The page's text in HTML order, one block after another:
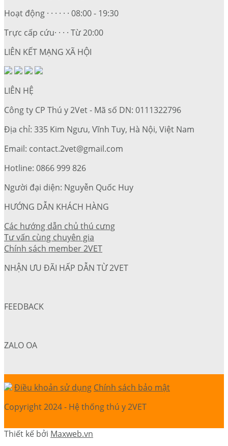
Hoạt động · · · · · · 08:00 - 19:30
Trực cấp cứu· · · · Từ 20:00
LIÊN KẾT MẠNG XÃ HỘI
LIÊN HỆ
Công ty CP Thú y 2Vet - Mã số DN: 0111322796
Địa chỉ: 335 Kim Ngưu, Vĩnh Tuy, Hà Nội, Việt Nam
Email: contact.2vet@gmail.com
Hotline: 0866 999 826
Người đại diện: Nguyễn Quốc Huy
HƯỚNG DẪN KHÁCH HÀNG
Các hướng dẫn chủ thú cưng
Tư vấn cùng chuyên gia
Chính sách member 2VET
NHẬN ƯU ĐÃI HẤP DẪN TỪ 2VET
FEEDBACK
ZALO OA
Điều khoản sử dụng Chính sách bảo mật
Copyright 2024 - Hệ thống thú y 2VET
Thiết kế bởi Maxweb.vn